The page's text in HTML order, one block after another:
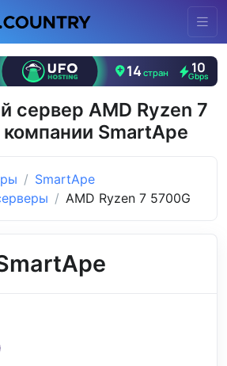
сервер AMD Ryzen 7
SmartApe
SmartApe
AMD Ryzen 7 5700G